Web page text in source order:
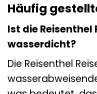
Häufig
Ist die Reisenthel
wasserdicht?
Die Reisenthel